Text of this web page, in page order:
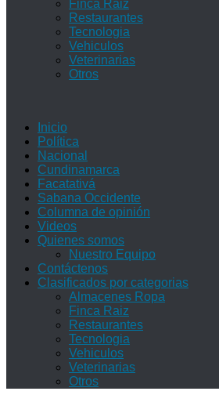
Finca Raiz
Restaurantes
Tecnologia
Vehiculos
Veterinarias
Otros
Inicio
Política
Nacional
Cundinamarca
Facatativá
Sabana Occidente
Columna de opinión
Videos
Quienes somos
Nuestro Equipo
Contáctenos
Clasificados por categorias
Almacenes Ropa
Finca Raiz
Restaurantes
Tecnologia
Vehiculos
Veterinarias
Otros